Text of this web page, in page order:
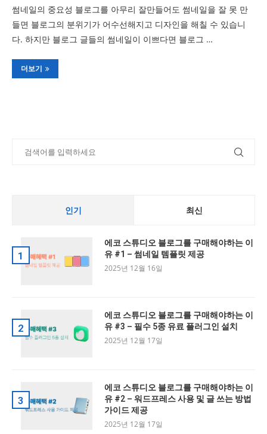
썸네일의 중요성 블로그를 아무리 잘만들어도 썸네일을 잘 못 만
들면 블로그의 분위기가 어수선해지고 디자인을 해칠 수 있습니
다. 하지만 블로그 글들의 썸네일이 이쁘다면 블로그 …
더보기
인기 최신
1
에코 스튜디오 블로그를 구매해야하는 이
유 #1 – 썸네일 템플릿 제공
2025년 12월 16일
2
에코 스튜디오 블로그를 구매해야하는 이
유 #3 – 필수 5종 유료 플러그인 설치
2025년 12월 17일
3
에코 스튜디오 블로그를 구매해야하는 이
유 #2 – 워드프레스 사용 및 글 쓰는 방법
가이드 제공
2025년 12월 17일